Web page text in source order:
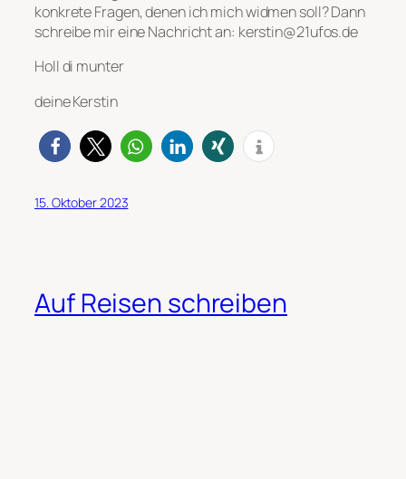
konkrete Fragen, denen ich mich widmen soll? Dann
schreibe mir eine Nachricht an: kerstin@21ufos.de
Holl di munter
deine Kerstin
15. Oktober 2023
Auf Reisen schreiben